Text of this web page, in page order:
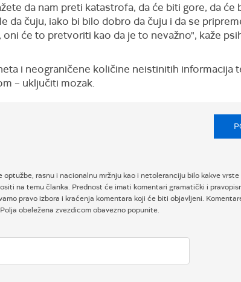
da nam preti katastrofa, da će biti gore, da će
da čuju, iako bi bilo dobro da čuju i da se
će to pretvoriti kao da je to nevažno", kaže
i neograničene količine neistinitih informacija
– uključiti mozak.
rasnu i nacionalnu mržnju kao i netoleranciju bilo kakve
na temu članka. Prednost će imati komentari gramatički i
pravo izbora i kraćenja komentara koji će biti objavljeni.
obeležena zvezdicom obavezno popunite.